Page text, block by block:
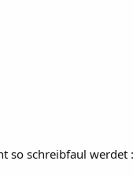
so schreibfaul werdet